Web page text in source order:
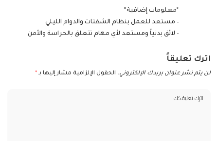
*معلومات إضافية*
– مستعد للعمل بنظام الشفتات والدوام الليلي
– لائق بدنياً ومستعد لأي مهام تتعلق بالحراسة والأمن
اترك تعليقاً
لن يتم نشر عنوان بريدك الإلكتروني. الحقول الإلزامية مشار إليها بـ *